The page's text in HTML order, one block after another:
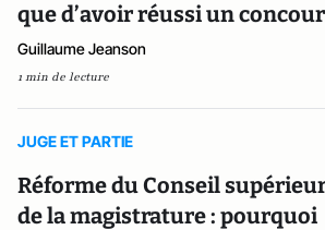
que d’avoir réussi un
Guillaume Jeanson
1 min de lecture
JUGE ET PARTIE
Réforme du Conseil
de la magistrature : pourquoi